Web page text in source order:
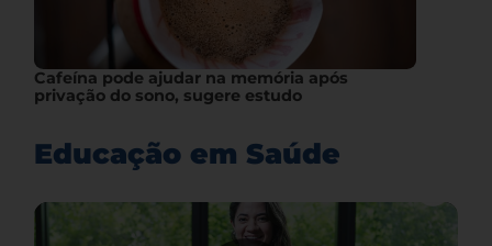
Cafeína pode ajudar na memória após
privação do sono, sugere estudo
Educação em Saúde